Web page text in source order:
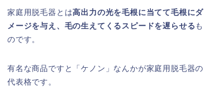
家庭用脱毛器とは高出力の光を毛根に当てて毛根にダ
メージを与え、毛の生えてくるスピードを遅らせる も
のです。
有名な商品ですと「ケノン」なんかが家庭用脱毛器の
代表格です。